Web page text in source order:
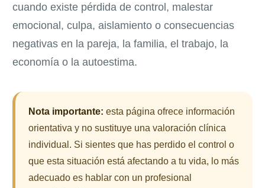
cuando existe pérdida de control, malestar
emocional, culpa, aislamiento o consecuencias
negativas en la pareja, la familia, el trabajo, la
economía o la autoestima.
Nota importante: esta página ofrece información
orientativa y no sustituye una valoración clínica
individual. Si sientes que has perdido el control o
que esta situación está afectando a tu vida, lo más
adecuado es hablar con un profesional